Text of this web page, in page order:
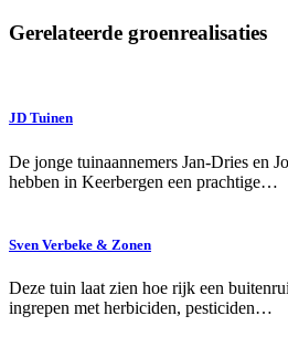
Gerelateerde groenrealisaties
JD Tuinen
De jonge tuinaannemers Jan-Dries en
hebben in Keerbergen een prachtige…
Sven Verbeke & Zonen
Deze tuin laat zien hoe rijk een
ingrepen met herbiciden, pesticiden…